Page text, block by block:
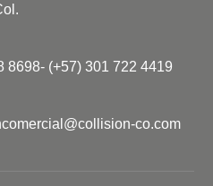
8698- (+57) 301 722 4419
co.com